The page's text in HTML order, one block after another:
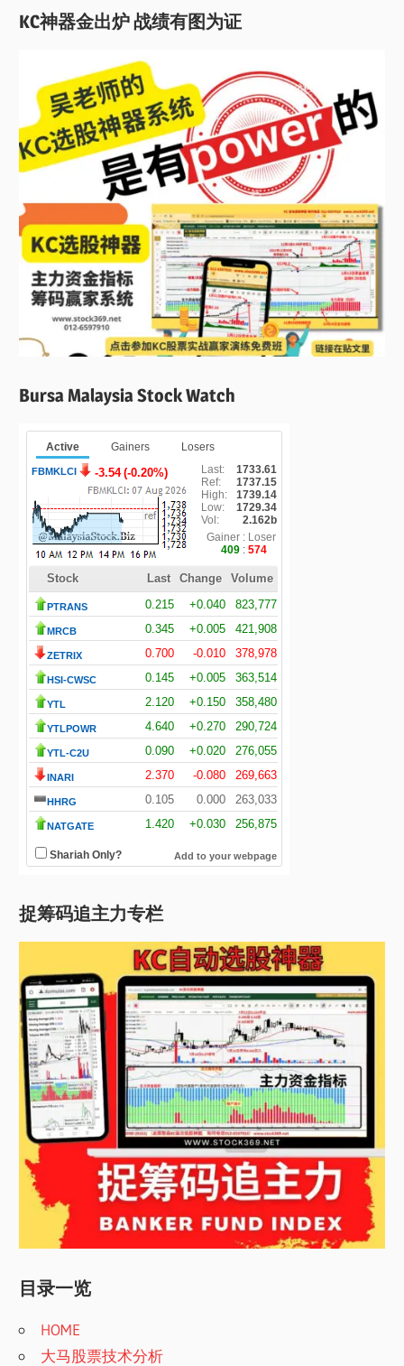
KC神器金出炉 战绩有图为证
Bursa Malaysia Stock Watch
捉筹码追主力专栏
目录一览
HOME
大马股票技术分析